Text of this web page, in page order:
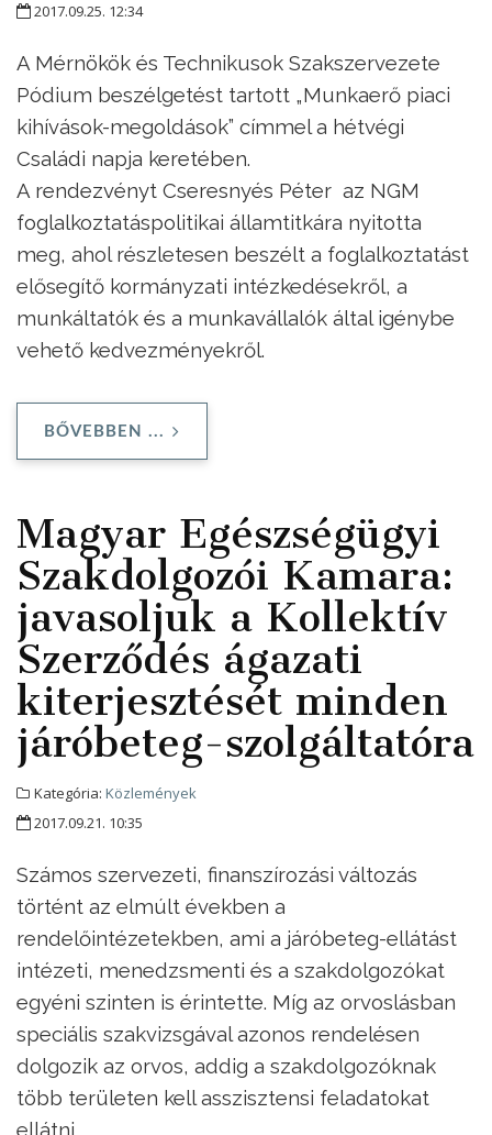
2017.09.25. 12:34
A Mérnökök és Technikusok Szakszervezete
Pódium beszélgetést tartott „Munkaerő piaci
kihívások-megoldások” címmel a hétvégi
Családi napja keretében.
A rendezvényt Cseresnyés Péter az NGM
foglalkoztatáspolitikai államtitkára nyitotta
meg, ahol részletesen beszélt a foglalkoztatást
elősegítő kormányzati intézkedésekről, a
munkáltatók és a munkavállalók által igénybe
vehető kedvezményekről.
BŐVEBBEN ...
Magyar Egészségügyi
Szakdolgozói Kamara:
javasoljuk a Kollektív
Szerződés ágazati
kiterjesztését minden
járóbeteg-szolgáltatóra
Kategória: Közlemények
2017.09.21. 10:35
Számos szervezeti, finanszírozási változás
történt az elmúlt években a
rendelőintézetekben, ami a járóbeteg-ellátást
intézeti, menedzsmenti és a szakdolgozókat
egyéni szinten is érintette. Míg az orvoslásban
speciális szakvizsgával azonos rendelésen
dolgozik az orvos, addig a szakdolgozóknak
több területen kell asszisztensi feladatokat
ellátni.